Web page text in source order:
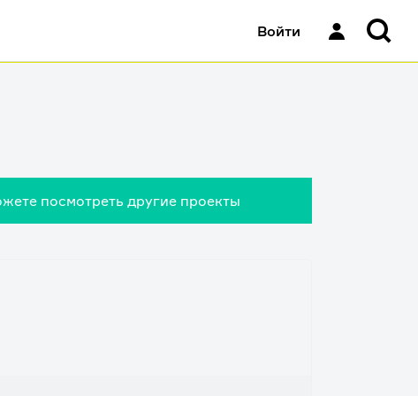
Войти
посмотреть другие проекты